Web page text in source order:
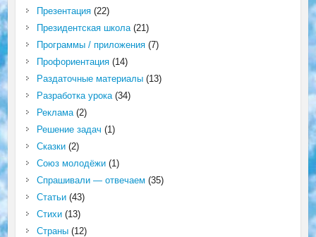
Презентация(22)
Президентская школа(21)
Программы / приложения(7)
Профориентация(14)
Раздаточные материалы(13)
Разработка урока(34)
Реклама(2)
Решение задач (1)
Сказки(2)
Союз молодёжи(1)
Спрашивали — отвечаем (35)
Статьи(43)
Стихи(13)
Страны(12)